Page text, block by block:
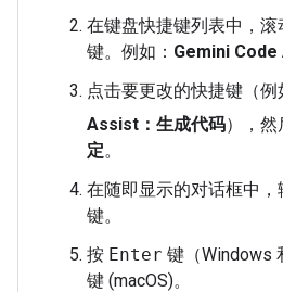
在键盘快捷键列表中，
键。例如： Gemini
点击要更改的快捷键（例
Assist：生成代码），然
定。
在随即显示的对话框中
键。
按 Enter 键（Windows
键 (macOS)。